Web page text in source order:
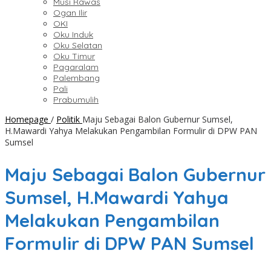
Ogan Ilir
OKI
Oku Induk
Oku Selatan
Oku Timur
Pagaralam
Palembang
Pali
Prabumulih
Homepage / Politik Maju Sebagai Balon Gubernur Sumsel,
H.Mawardi Yahya Melakukan Pengambilan Formulir di DPW PAN
Sumsel
Maju Sebagai Balon Gubernur
Sumsel, H.Mawardi Yahya
Melakukan Pengambilan
Formulir di DPW PAN Sumsel